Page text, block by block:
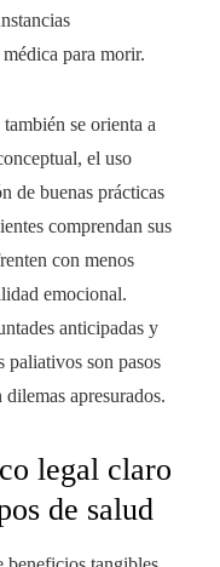
para morir.
se orienta a
el uso
de buenas prácticas
comprendan sus
con menos
emocional.
anticipadas y
paliativos son pasos
apresurados.
legal claro
de salud